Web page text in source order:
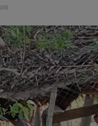
165